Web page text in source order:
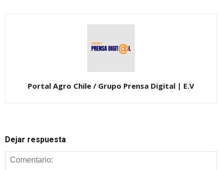
Portal Agro Chile / Grupo Prensa Digital | E.V
Dejar respuesta